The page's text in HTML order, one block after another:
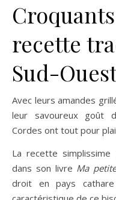
recette
Sud-
Avec leurs amandes
leur savoureux goût
Cordes ont tout pour
La recette simplissime
dans son livre Ma
droit en pays